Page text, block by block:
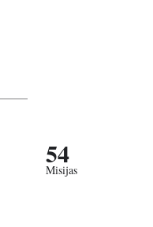
54
Misijas